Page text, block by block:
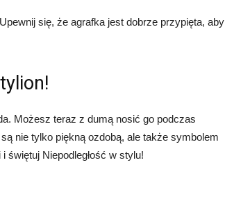
się, że agrafka jest dobrze przypięta, aby
Możesz teraz z dumą nosić go podczas
nie tylko piękną ozdobą, ale także symbolem
świętuj Niepodległość w stylu!